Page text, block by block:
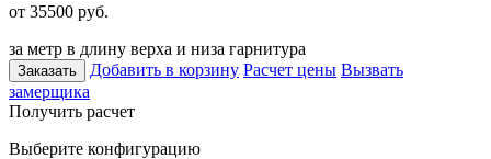
от 35500 руб.
за метр в длину верха и низа гарнитура
Заказать Добавить в корзину Расчет цены Вызвать
замерщика
Получить расчет
Выберите конфигурацию